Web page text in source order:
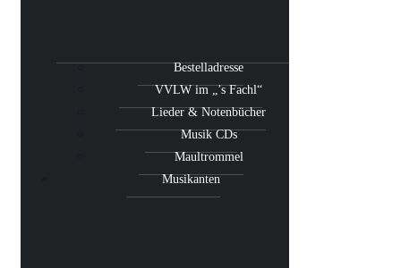
Bestelladresse
VVLW im „’s Fachl“
Lieder & Notenbücher
Musik CDs
Maultrommel
Musikanten